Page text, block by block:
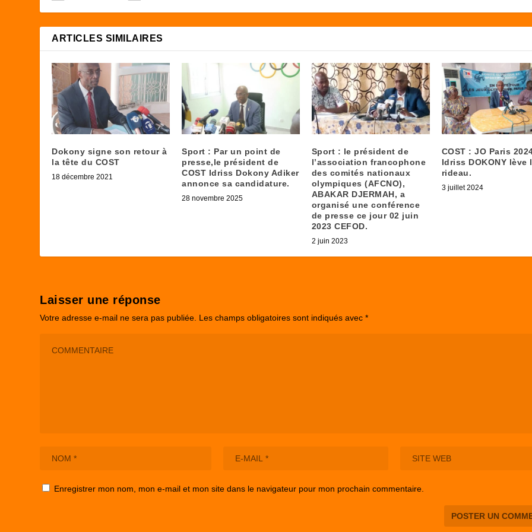
ARTICLES SIMILAIRES
Dokony signe son retour à
la tête du COST
18 décembre 2021
Sport : Par un point de
presse,le président de
COST Idriss Dokony Adiker
annonce sa candidature.
28 novembre 2025
Sport : le président de
l’association francophone
des comités nationaux
olympiques (AFCNO),
ABAKAR DJERMAH, a
organisé une conférence
de presse ce jour 02 juin
2023 CEFOD.
2 juin 2023
COST : JO Paris
Idriss DOKONY lève
rideau.
3 juillet 2024
Laisser une réponse
Votre adresse e-mail ne sera pas publiée. Les champs obligatoires sont indiqués avec*
Enregistrer mon nom, mon e-mail et mon site dans le navigateur pour mon prochain commentaire.